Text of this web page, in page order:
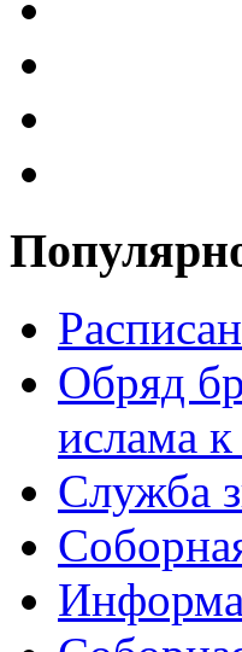
Обряд
ислама
Служба